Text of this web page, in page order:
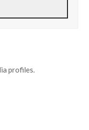
profiles.